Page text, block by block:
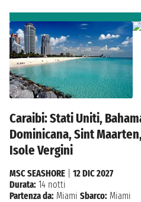
Caraibi: Stati Uniti,
Dominicana, Sint
Isole Vergini
MSC SEASHORE
12 DIC 2027
Durata: 14 notti
Partenza da: Miami Sbarco: Miami